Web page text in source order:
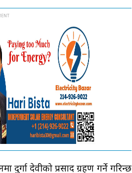
देवीको प्रसाद ग्रहण गर्ने गरिन्छ